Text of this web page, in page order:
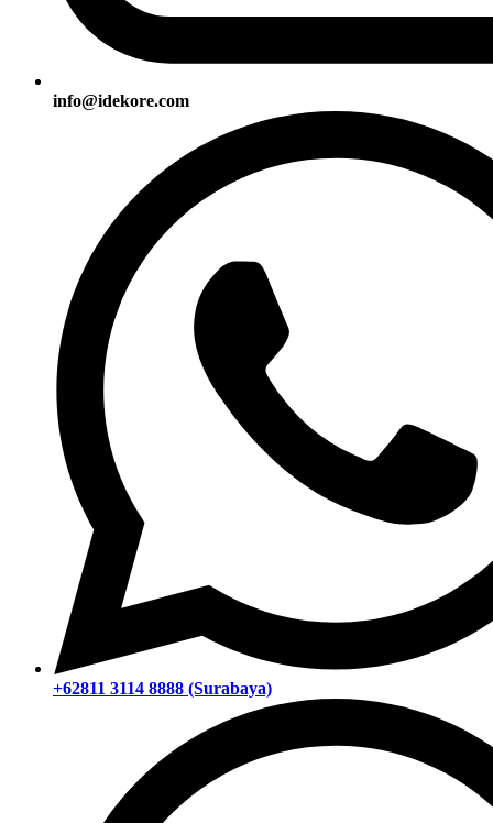
info@idekore.com
+62811 3114 8888 (Surabaya)